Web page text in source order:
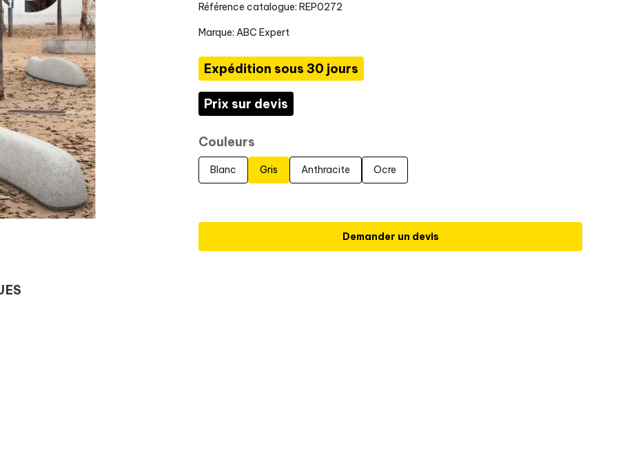
Référence catalogue: REP0272
Marque: ABC Expert
Expédition sous 30 jours
Prix sur devis
Couleurs
Blanc Gris Anthracite Ocre
Demander un devis